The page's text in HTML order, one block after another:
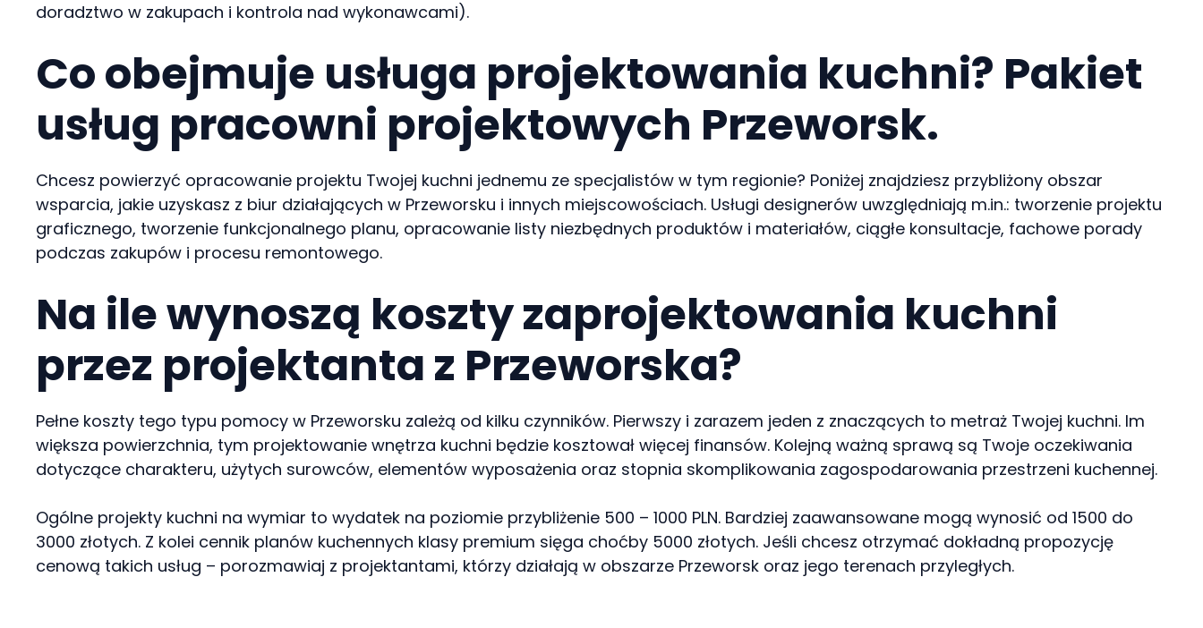
doradztwo w zakupach i kontrola nad wykonawcami).
Co obejmuje usługa projektowania kuchni? Pakiet
usług pracowni projektowych Przeworsk.
Chcesz powierzyć opracowanie projektu Twojej kuchni jednemu ze specjalistów w tym regionie? Poniżej znajdziesz przybliżony obszar
wsparcia, jakie uzyskasz z biur działających w Przeworsku i innych miejscowościach. Usługi designerów uwzględniają m.in.: tworzenie projektu
graficznego, tworzenie funkcjonalnego planu, opracowanie listy niezbędnych produktów i materiałów, ciągłe konsultacje, fachowe porady
podczas zakupów i procesu remontowego.
Na ile wynoszą koszty zaprojektowania kuchni
przez projektanta z Przeworska?
Pełne koszty tego typu pomocy w Przeworsku zależą od kilku czynników. Pierwszy i zarazem jeden z znaczących to metraż Twojej kuchni. Im
większa powierzchnia, tym projektowanie wnętrza kuchni będzie kosztował więcej finansów. Kolejną ważną sprawą są Twoje oczekiwania
dotyczące charakteru, użytych surowców, elementów wyposażenia oraz stopnia skomplikowania zagospodarowania przestrzeni kuchennej.
Ogólne projekty kuchni na wymiar to wydatek na poziomie przybliżenie 500 – 1000 PLN. Bardziej zaawansowane mogą wynosić od 1500 do
3000 złotych. Z kolei cennik planów kuchennych klasy premium sięga choćby 5000 złotych. Jeśli chcesz otrzymać dokładną propozycję
cenową takich usług – porozmawiaj z projektantami, którzy działają w obszarze Przeworsk oraz jego terenach przyległych.